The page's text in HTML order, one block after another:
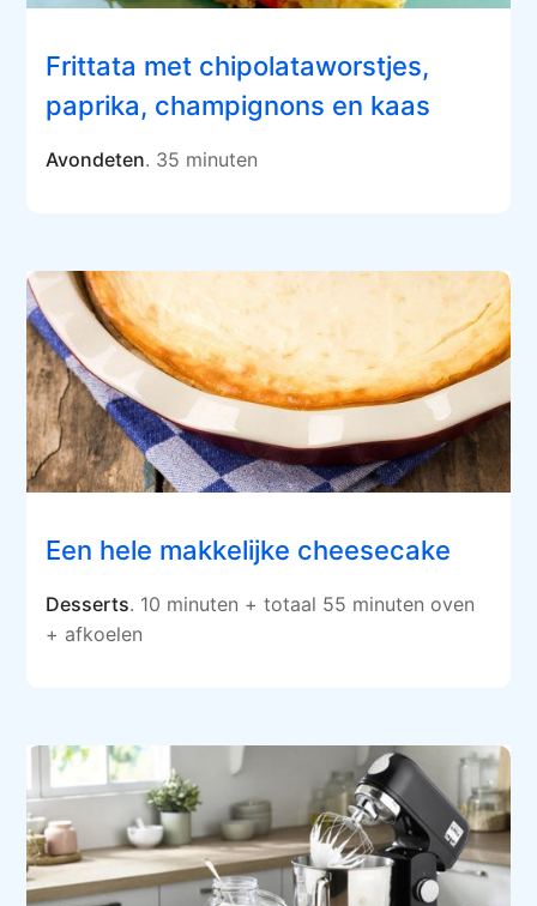
Frittata met chipolataworstjes,
paprika, champignons en kaas
Avondeten. 35 minuten
Een hele makkelijke cheesecake
Desserts. 10 minuten + totaal 55 minuten oven
+ afkoelen